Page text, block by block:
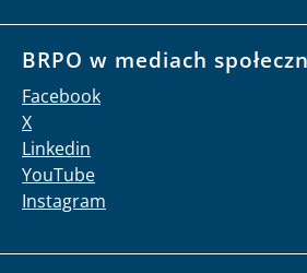
BRPO w mediach
Facebook
X
Linkedin
YouTube
Instagram